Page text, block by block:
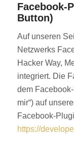
Facebook-
Button)
Auf unseren
Netzwerks
Hacker Way,
integriert. Die
dem
mir“) auf
Facebook-
https://